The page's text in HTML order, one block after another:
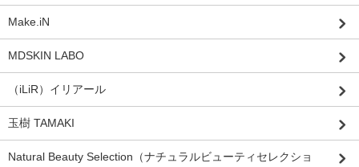
Make.iN
MDSKIN LABO
（iLiR）イリアール
玉樹 TAMAKI
Natural Beauty Selection（ナチュラルビューティセレクショ